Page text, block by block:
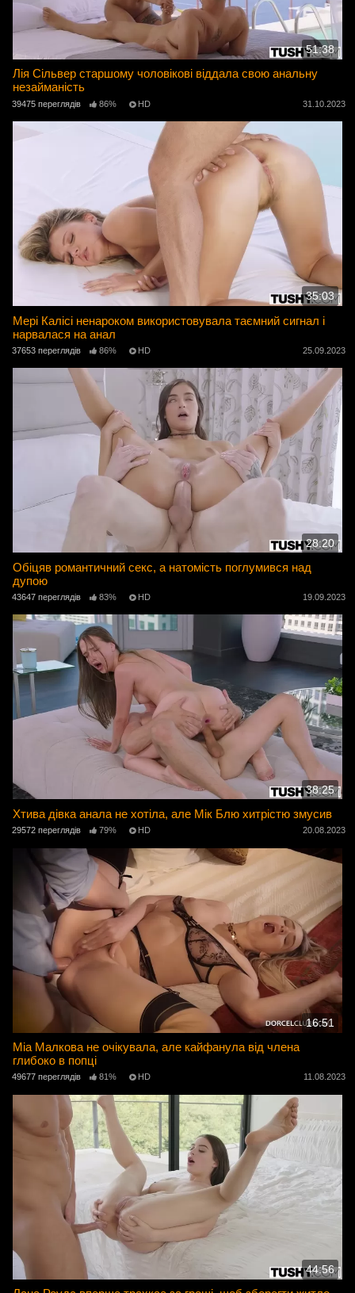
51:38
Лія Сільвер старшому чоловікові віддала свою анальну
незайманість
39475 переглядів 86% HD 31.10.2023
35:03
Мері Калісі ненароком використовувала таємний сигнал і
нарвалася на анал
37653 переглядів 86% HD 25.09.2023
28:20
Обіцяв романтичний секс, а натомість поглумився над
дупою
43647 переглядів 83% HD 19.09.2023
38:25
Хтива дівка анала не хотіла, але Мік Блю хитрістю змусив
29572 переглядів 79% HD 20.08.2023
16:51
Міа Малкова не очікувала, але кайфанула від члена
глибоко в попці
49677 переглядів 81% HD 11.08.2023
44:56